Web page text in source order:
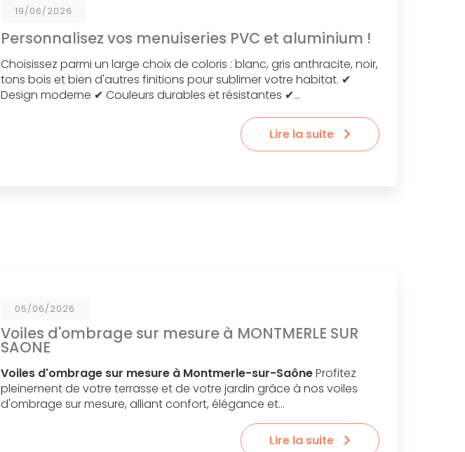
19/06/2026
Personnalisez vos menuiseries PVC et aluminium !
Choisissez parmi un large choix de coloris : blanc, gris anthracite, noir,
tons bois et bien d'autres finitions pour sublimer votre habitat. ✔
Design moderne ✔ Couleurs durables et résistantes ✔…
Lire la suite
05/06/2026
Voiles d'ombrage sur mesure à MONTMERLE SUR
SAONE
Voiles d'ombrage sur mesure à Montmerle-sur-SaôneProfitez
pleinement de votre terrasse et de votre jardin grâce à nos voiles
d'ombrage sur mesure, alliant confort, élégance et…
Lire la suite